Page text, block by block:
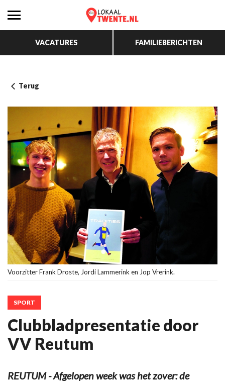
VACATURES FAMILIEBERICHTEN
Terug
Voorzitter Frank Droste, Jordi Lammerink en Jop Vrerink.
SPORT
Clubbladpresentatie door
VV Reutum
REUTUM - Afgelopen week was het zover: de